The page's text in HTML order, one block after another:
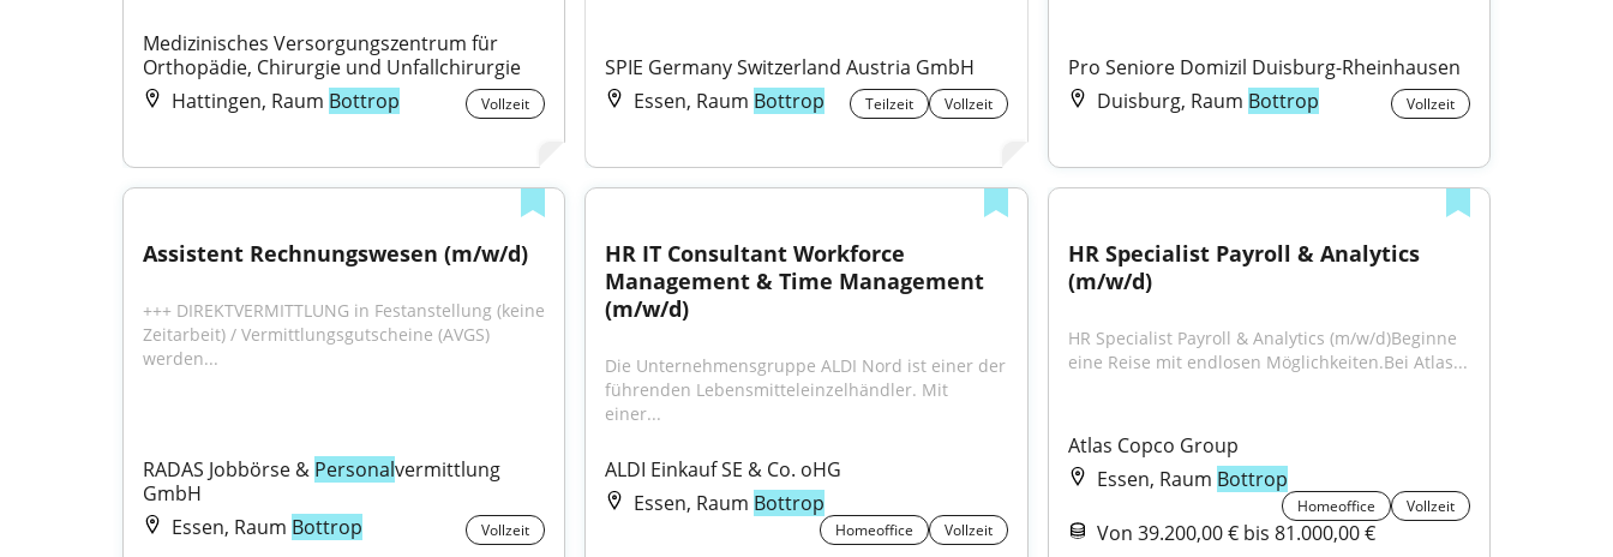
Medizinisches Versorgungszentrum für
Orthopädie, Chirurgie und Unfallchirurgie
Hattingen, Raum Bottrop Vollzeit
SPIE Germany Switzerland Austria GmbH
Essen, Raum Bottrop Teilzeit Vollzeit
Pro Seniore Domizil Duisburg-Rheinhausen
Duisburg, Raum Bottrop Vollzeit
Assistent Rechnungswesen (m/w/d)
+++ DIREKTVERMITTLUNG in Festanstellung (keine
Zeitarbeit) / Vermittlungsgutscheine (AVGS)
werden...
RADAS Jobbörse & Personalvermittlung
GmbH
Essen, Raum Bottrop Vollzeit
HR IT Consultant Workforce
Management & Time Management
(m/w/d)
Die Unternehmensgruppe ALDI Nord ist einer der
führenden Lebensmitteleinzelhändler. Mit
einer...
ALDI Einkauf SE & Co. oHG
Essen, Raum Bottrop
Homeoffice Vollzeit
HR Specialist Payroll & Analytics
(m/w/d)
HR Specialist Payroll & Analytics (m/w/d)Beginne
eine Reise mit endlosen Möglichkeiten.Bei Atlas...
Atlas Copco Group
Essen, Raum Bottrop
Homeoffice Vollzeit
Von 39.200,00 € bis 81.000,00 €